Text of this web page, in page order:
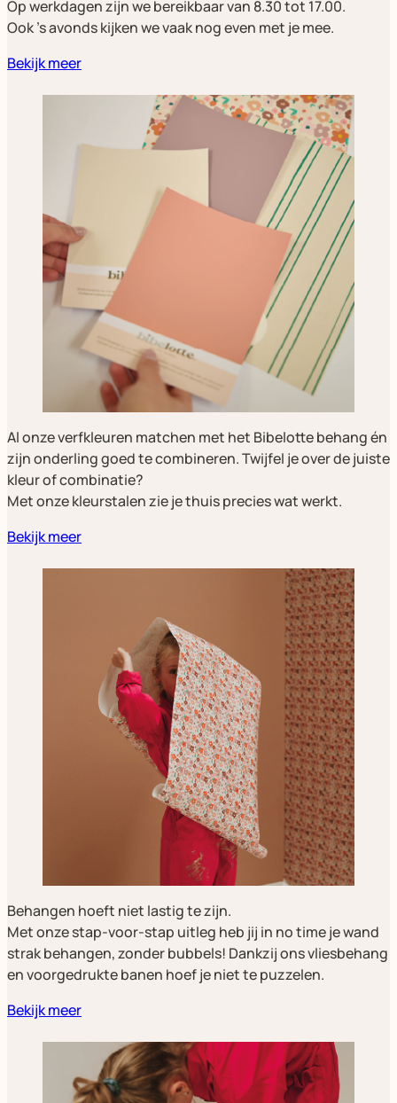
Op werkdagen zijn we bereikbaar van 8.30 tot 17.00.
Ook ’s avonds kijken we vaak nog even met je mee.
Bekijk meer
Al onze verfkleuren matchen met het Bibelotte behang én
zijn onderling goed te combineren. Twijfel je over de juiste
kleur of combinatie?
Met onze kleurstalen zie je thuis precies wat werkt.
Bekijk meer
Behangen hoeft niet lastig te zijn.
Met onze stap-voor-stap uitleg heb jij in no time je wand
strak behangen, zonder bubbels! Dankzij ons vliesbehang
en voorgedrukte banen hoef je niet te puzzelen.
Bekijk meer